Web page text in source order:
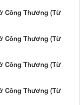
Công Thương (Từ
Công Thương (Từ
Công Thương (Từ
Công Thương (Từ